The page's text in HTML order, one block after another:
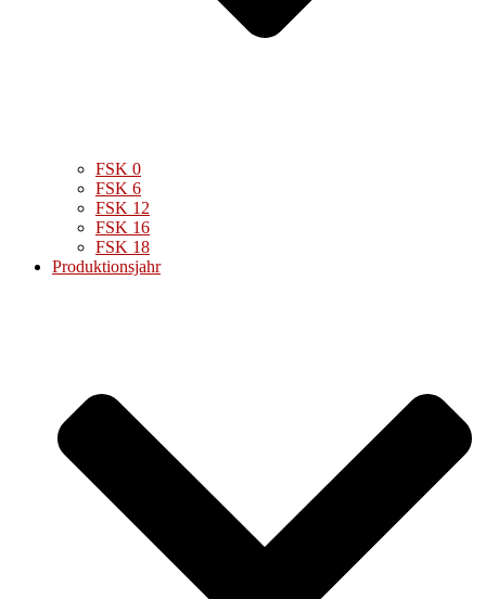
FSK 0
FSK 6
FSK 12
FSK 16
FSK 18
Produktionsjahr